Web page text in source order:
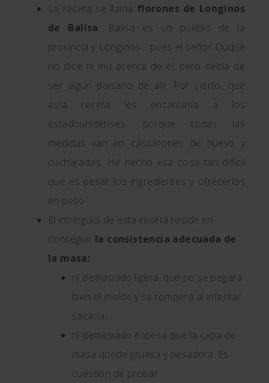
La receta se llama florones de Longinos
de Balisa. Balisa es un pueblo de la
provincia y Longinos… pues el señor Duque
no dice ni mu acerca de él, pero debía de
ser algún paisano de allí. Por cierto, que
esta receta les encantaría a los
estadounidenses, porque todas las
medidas van en cascarones de huevo y
cucharadas. He hecho esa cosa tan difícil
que es pesar los ingredientes y ofrecerlos
en peso.
El intríngulis de esta receta reside en
conseguir la consistencia adecuada de
la masa:
ni demasiado ligera, que no se pegará
bien el molde y se romperá al intentar
sacarla,
ni demasiado espesa que la capa de
masa quede gruesa y pesadota. Es
cuestión de probar.